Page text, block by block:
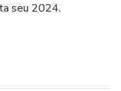
seu 2024.